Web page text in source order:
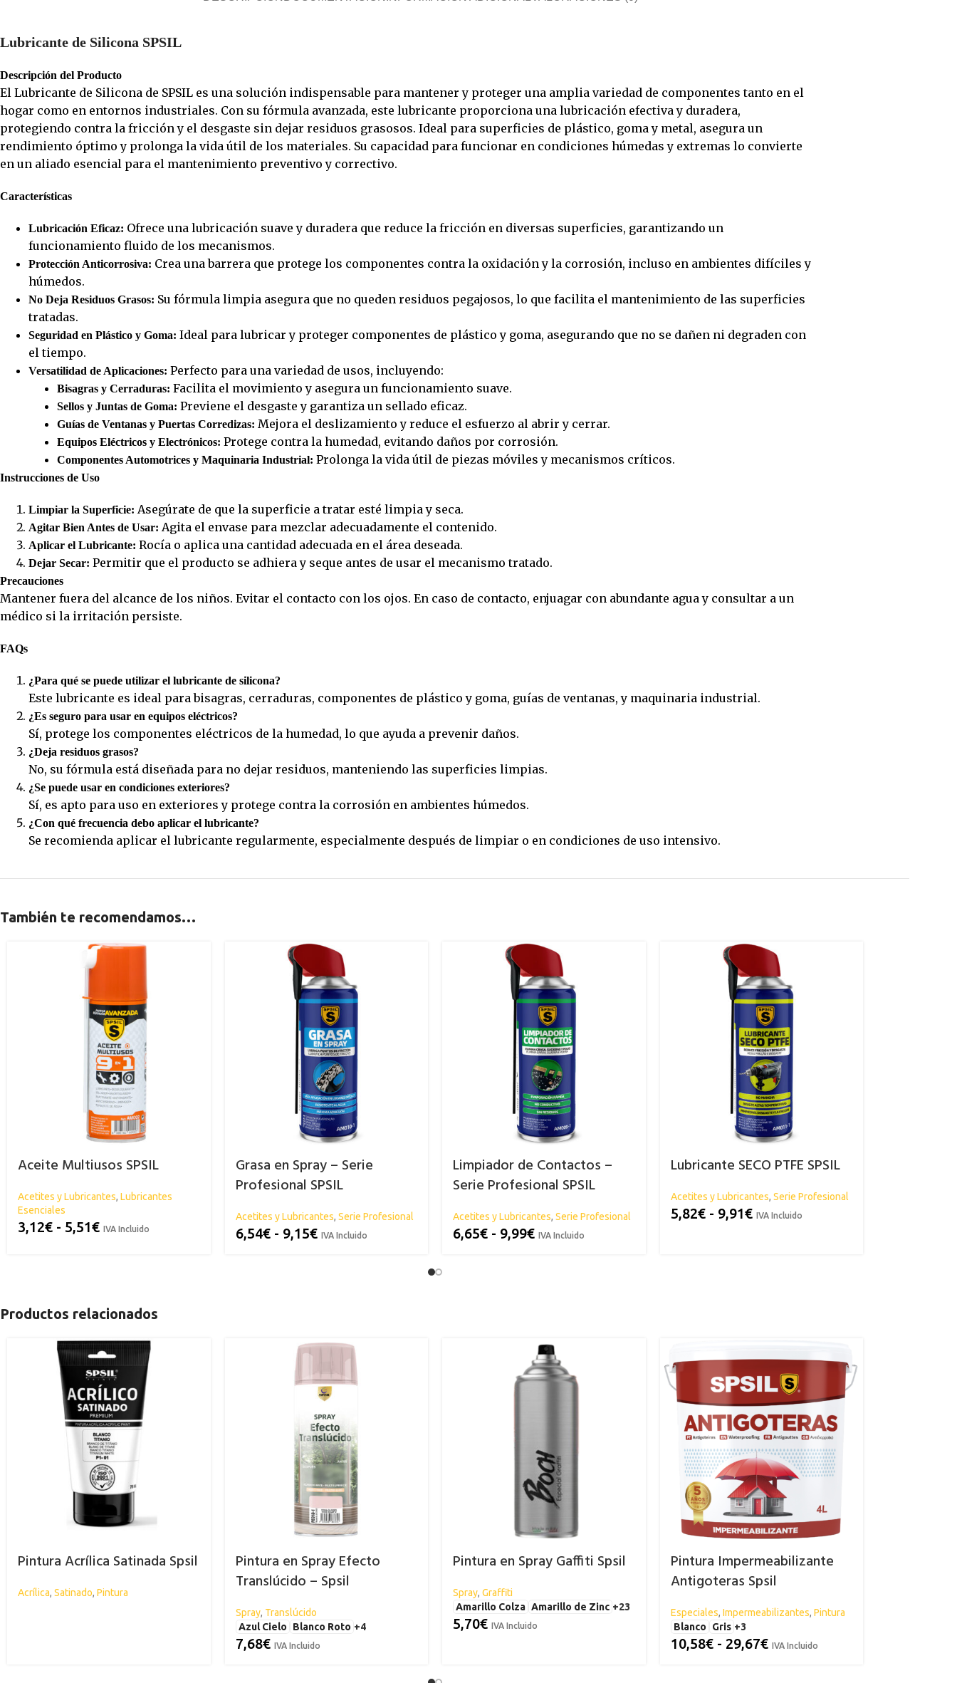
Lubricante de Silicona SPSIL
Descripción del Producto
El Lubricante de Silicona de SPSIL es una solución indispensable para mantener y proteger una amplia variedad de componentes tanto en el
hogar como en entornos industriales. Con su fórmula avanzada, este lubricante proporciona una lubricación efectiva y duradera,
protegiendo contra la fricción y el desgaste sin dejar residuos grasosos. Ideal para superficies de plástico, goma y metal, asegura un
rendimiento óptimo y prolonga la vida útil de los materiales. Su capacidad para funcionar en condiciones húmedas y extremas lo convierte
en un aliado esencial para el mantenimiento preventivo y correctivo.
Características
Lubricación Eficaz: Ofrece una lubricación suave y duradera que reduce la fricción en diversas superficies, garantizando un
funcionamiento fluido de los mecanismos.
Protección Anticorrosiva: Crea una barrera que protege los componentes contra la oxidación y la corrosión, incluso en ambientes difíciles y
húmedos.
No Deja Residuos Grasos: Su fórmula limpia asegura que no queden residuos pegajosos, lo que facilita el mantenimiento de las superficies
tratadas.
Seguridad en Plástico y Goma: Ideal para lubricar y proteger componentes de plástico y goma, asegurando que no se dañen ni degraden con
el tiempo.
Versatilidad de Aplicaciones: Perfecto para una variedad de usos, incluyendo:
Bisagras y Cerraduras: Facilita el movimiento y asegura un funcionamiento suave.
Sellos y Juntas de Goma: Previene el desgaste y garantiza un sellado eficaz.
Guías de Ventanas y Puertas Corredizas: Mejora el deslizamiento y reduce el esfuerzo al abrir y cerrar.
Equipos Eléctricos y Electrónicos: Protege contra la humedad, evitando daños por corrosión.
Componentes Automotrices y Maquinaria Industrial: Prolonga la vida útil de piezas móviles y mecanismos críticos.
Instrucciones de Uso
Limpiar la Superficie: Asegúrate de que la superficie a tratar esté limpia y seca.
Agitar Bien Antes de Usar: Agita el envase para mezclar adecuadamente el contenido.
Aplicar el Lubricante: Rocía o aplica una cantidad adecuada en el área deseada.
Dejar Secar: Permitir que el producto se adhiera y seque antes de usar el mecanismo tratado.
Precauciones
Mantener fuera del alcance de los niños. Evitar el contacto con los ojos. En caso de contacto, enjuagar con abundante agua y consultar a un
médico si la irritación persiste.
FAQs
¿Para qué se puede utilizar el lubricante de silicona?
Este lubricante es ideal para bisagras, cerraduras, componentes de plástico y goma, guías de ventanas, y maquinaria industrial.
¿Es seguro para usar en equipos eléctricos?
Sí, protege los componentes eléctricos de la humedad, lo que ayuda a prevenir daños.
¿Deja residuos grasos?
No, su fórmula está diseñada para no dejar residuos, manteniendo las superficies limpias.
¿Se puede usar en condiciones exteriores?
Sí, es apto para uso en exteriores y protege contra la corrosión en ambientes húmedos.
¿Con qué frecuencia debo aplicar el lubricante?
Se recomienda aplicar el lubricante regularmente, especialmente después de limpiar o en condiciones de uso intensivo.
También te recomendamos…
Aceite Multiusos SPSIL
Acetites y Lubricantes, Lubricantes
Esenciales
3,12€ - 5,51€ IVA Incluido
Grasa en Spray – Serie
Profesional SPSIL
Acetites y Lubricantes, Serie Profesional
6,54€ - 9,15€ IVA Incluido
Limpiador de Contactos –
Serie Profesional SPSIL
Acetites y Lubricantes, Serie Profesional
6,65€ - 9,99€ IVA Incluido
Lubricante SECO PTFE SPSIL
Acetites y Lubricantes, Serie Profesional
5,82€ - 9,91€ IVA Incluido
Productos relacionados
Pintura Acrílica Satinada Spsil
Acrílica, Satinado, Pintura
Pintura en Spray Efecto
Translúcido – Spsil
Spray, Translúcido
Azul Cielo
Blanco Roto +4
7,68€ IVA Incluido
Pintura en Spray Gaffiti Spsil
Spray, Graffiti
Amarillo Colza Amarillo de Zinc +23
5,70€ IVA Incluido
Pintura Impermeabilizante
Antigoteras Spsil
Especiales, Impermeabilizantes, Pintura
Blanco
Gris +3
10,58€ - 29,67€ IVA Incluido